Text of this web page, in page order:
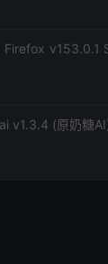
v153.0.1
v1.3.4 (原奶糖